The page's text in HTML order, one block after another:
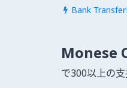
 Bank
Monese
で300以上の